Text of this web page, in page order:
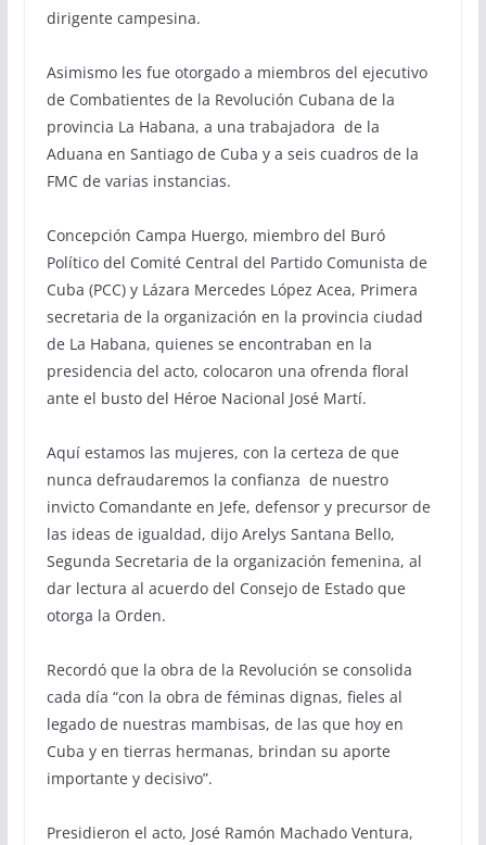
dirigente campesina.
Asimismo les fue otorgado a miembros del ejecutivo
de Combatientes de la Revolución Cubana de la
provincia La Habana, a una trabajadora de la
Aduana en Santiago de Cuba y a seis cuadros de la
FMC de varias instancias.
Concepción Campa Huergo, miembro del Buró
Político del Comité Central del Partido Comunista de
Cuba (PCC) y Lázara Mercedes López Acea, Primera
secretaria de la organización en la provincia ciudad
de La Habana, quienes se encontraban en la
presidencia del acto, colocaron una ofrenda floral
ante el busto del Héroe Nacional José Martí.
Aquí estamos las mujeres, con la certeza de que
nunca defraudaremos la confianza de nuestro
invicto Comandante en Jefe, defensor y precursor de
las ideas de igualdad, dijo Arelys Santana Bello,
Segunda Secretaria de la organización femenina, al
dar lectura al acuerdo del Consejo de Estado que
otorga la Orden.
Recordó que la obra de la Revolución se consolida
cada día “con la obra de féminas dignas, fieles al
legado de nuestras mambisas, de las que hoy en
Cuba y en tierras hermanas, brindan su aporte
importante y decisivo”.
Presidieron el acto, José Ramón Machado Ventura,